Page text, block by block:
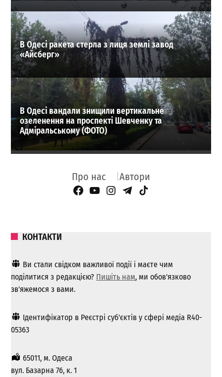
В Одесі ракета стерла з лиця землі завод
«Айсберг»
В Одесі вандали знищили вертикальне
озеленення на проспекті Шевченку та
Адміральському (ФОТО)
Про нас Автори
Facebook Page
YouTube
Instagram
Telegram
TikTok
КОНТАКТИ
Ви стали свідком важливої ​​події і маєте чим
поділитися з редакцією? Пишіть нам, ми обов'язково
зв'яжемося з вами.
Ідентифікатор в Реєстрі суб'єктів у сфері медіа R40-
05363
65011, м. Одеса
вул. Базарна 76, к. 1